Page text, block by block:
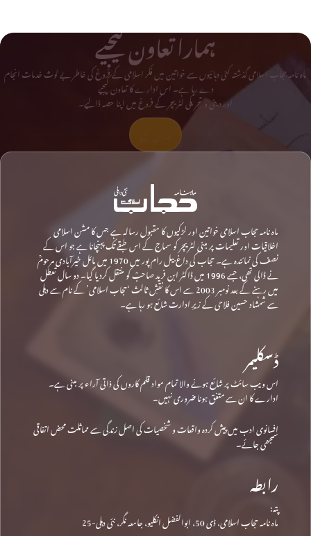
ہمارا تعاون کیجیے
ماہ نامہ حجاب اسلامی گذشتہ کئی دہائیوں سے خواتین میں فکر اسلامی کے فروغ کی خاطر بے لوث خدمات انجام
دے رہا ہے۔ اس ادارے کا تعاون کیجیے
اور دینی و تحریکی لٹریچر کے فروغ میں اپنا حصہ ڈالیے۔
ماہ نامہ حجاب اسلامی خواتین اور لڑکیوں کا مقبول رسالہ ہے جس کا مشن اسلامی
اخلاقیات اور تعلیمات پر مبنی لٹریچر کو سماج کے اس طبقے تک پہنچانا ہے جو اس کے
نصف کی نمائندہ ہے۔ حجاب کی داغ بیل رام پور میں 1970 میں مائل خیرآبادی مرحومؒ
نے ڈالی تھی، جسے 1996 میں ڈاکٹر ابن فرید صاحبؒ کو منتقل کردیا گیا۔ دو سال تعطل
میں رہنے کے بعد نومبر 2003 سے اس کا نقشِ ثالث ‘حجاب اسلامی’ کے نام سے دہلی
سے شمشاد حسین فلاحی کے زیرِ ادارت شائع ہو رہا ہے۔
ڈسکلیمر
اس ویب سائٹ پر شائع ہونے والا تمام مواد قلم کاروں کی ذاتی آراء پر مبنی ہے۔
ادارے کا ان سے متفق ہونا ضروری نہیں۔
افسانوی ادب میں پیش کردہ واقعات و شخصیات کی اصل زندگی سے مماثلت محض اتفاقی
سمجھی جائے۔
رابطہ
پتہ:
ماہ نامہ حجاب اسلامی، ڈی 50، ابوالفضل انکلیو، جامعہ نگر، نئی دہلی-25